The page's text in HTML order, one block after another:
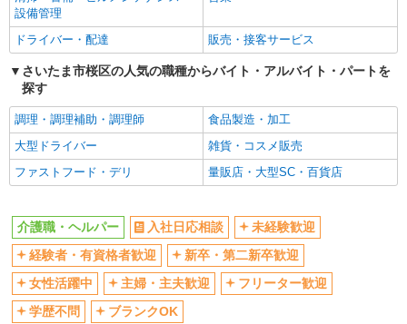
キープ 詳細を見る
フリーター歓迎
ブランクOK
ミドル（40代～）活躍中
エルダー（50代～）活躍中
シニア（60代～）活躍中
高収入・高額
昇給あり
完全週休2日制
フルタイム歓迎
禁煙・分煙
駅直結・駅チカ
車通勤OK
残業少なめ（月20h未満）
交通費支給
社会保険あり
産休・育休取得実績あり
退職金・財形貯蓄制度あり
各種手当（家族・役職・インセン
ティブなど）あり
制服貸与
設備管理
ドライバー・配達 販売・接客サービス
さいたま市桜区の人気の職種からバイト・アルバイト・パートを
探す
調理・調理補助・調理師
食品製造・加工
大型ドライバー
雑貨・コスメ販売
ファストフード・デリ
量販店・大型SC・百貨店
介護職・ヘルパー 入社日応相談
未経験歓迎
経験者・有資格者歓迎
新卒・第二新卒歓迎
女性活躍中
主婦・主夫歓迎
フリーター歓迎
学歴不問
ブランクOK